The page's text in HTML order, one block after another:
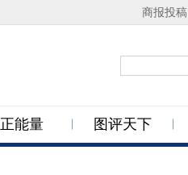
商报投稿
正能量 图评天下